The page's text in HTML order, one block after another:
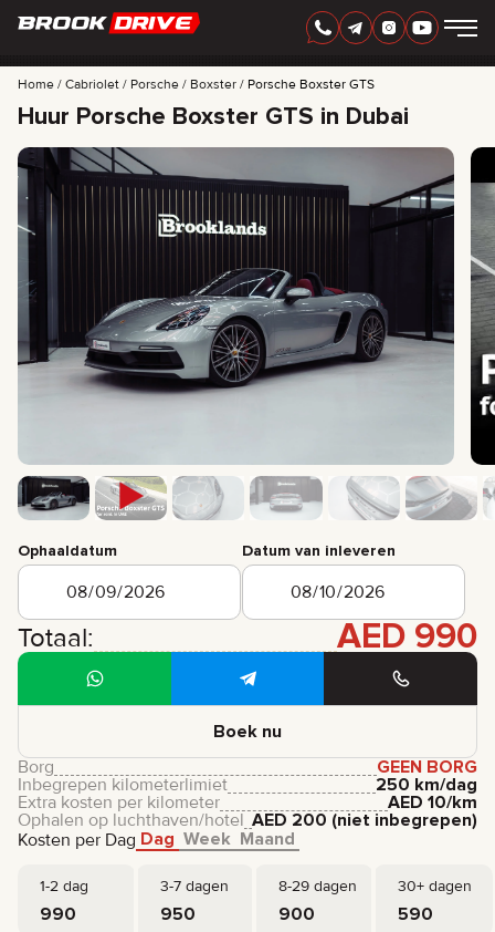
AED
AUTOMERK
HUURPERIODE
BEDSTE TILBUD
FAQ
CERTIFICATES
BEOORDELINGEN
PARTNERSCHAP
HUUR-KOOP
+ 971 52 193 88 88
7 925 283 88 88
Home Cabriolet Porsche Boxster Porsche Boxster GTS
Huur Porsche Boxster GTS in Dubai
Ophaaldatum Datum van inleveren
Totaal: AED 990
Boek nu
Kosten per Dag Dag Week Maand
1-2 dag 3-7 dagen 8-29 dagen 30+ dagen
990 950 900 590
Borg
GEEN BORG
Inbegrepen kilometerlimiet
250 km/dag
Extra kosten per kilometer
AED 10/km
Ophalen op luchthaven/hotel AED 200 (niet inbegrepen)